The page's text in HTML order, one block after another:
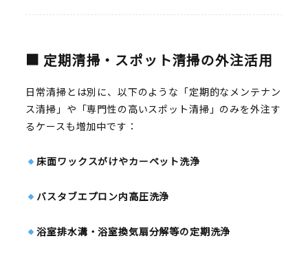
■ 定期清掃・スポット清掃の外注活用
日常清掃とは別に、以下のような「定期的なメンテナン
ス清掃」や「専門性の高いスポット清掃」のみを外注す
るケースも増加中です：
床面ワックスがけやカーペット洗浄
バスタブエプロン内高圧洗浄
浴室排水溝・浴室換気扇分解等の定期洗浄